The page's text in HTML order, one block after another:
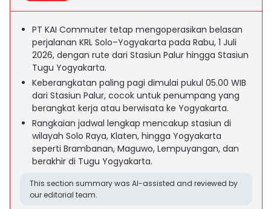
PT KAI Commuter tetap mengoperasikan belasan
perjalanan KRL Solo–Yogyakarta pada Rabu, 1 Juli
2026, dengan rute dari Stasiun Palur hingga Stasiun
Tugu Yogyakarta.
Keberangkatan paling pagi dimulai pukul 05.00 WIB
dari Stasiun Palur, cocok untuk penumpang yang
berangkat kerja atau berwisata ke Yogyakarta.
Rangkaian jadwal lengkap mencakup stasiun di
wilayah Solo Raya, Klaten, hingga Yogyakarta
seperti Brambanan, Maguwo, Lempuyangan, dan
berakhir di Tugu Yogyakarta.
This section summary was AI-assisted and reviewed by
our editorial team.